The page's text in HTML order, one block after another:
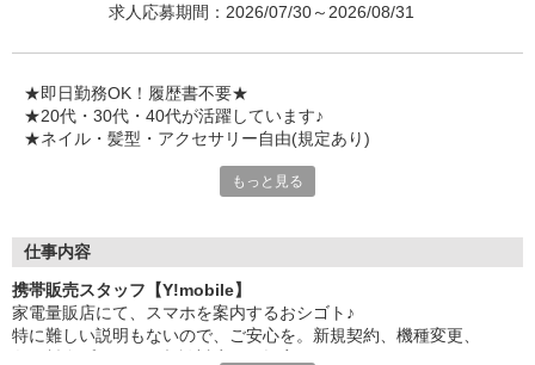
゜・。○。・゜+゜・。○。・゜+゜
求人応募期間：2026/07/30～2026/08/31
★即日勤務OK！履歴書不要★
★20代・30代・40代が活躍しています♪
★ネイル・髪型・アクセサリー自由(規定あり)
でも心配ご無用！
お互いに教え合ったり、フォローしあったりする
和気あいあいとした人間関係がある店舗ばかり！
皆で一緒にステップアップしましょう♪
もっと見る
仕事内容
携帯販売スタッフ【Y!mobile】
家電量販店にて、スマホを案内するおシゴト♪
特に難しい説明もないので、ご安心を。新規契約、機種変更、